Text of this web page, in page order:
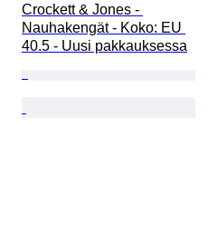
Crockett & Jones -
Nauhakengät - Koko: EU
40.5 - Uusi pakkauksessa